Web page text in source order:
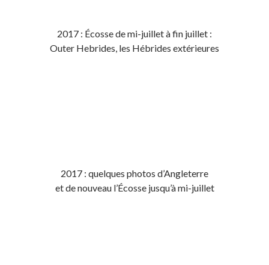
2017 : Écosse de mi-juillet à fin juillet :
Outer Hebrides, les Hébrides extérieures
2017 : quelques photos d’Angleterre
et de nouveau l’Écosse jusqu’à mi-juillet